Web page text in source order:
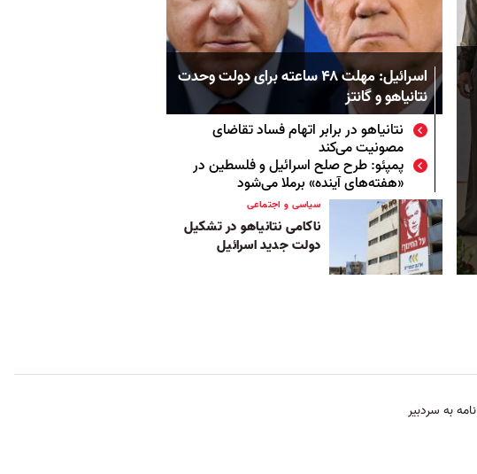
اسرائیل: مهلت ۴۸ ساعته برای دولت وحدت
نتانياهو و گانتز
نتانیاهو در برابر اتهام فساد تقاضای
مصونیت می‌کند
پمپئو: طرح صلح اسرائيل و فلسطین در
«هفته‌های آینده» برملا می‌شود
سیاسی و اجتماعی
ناکامی نتانیاهو در تشکیل
دولت جدید اسرائیل
نامه به سردبیر